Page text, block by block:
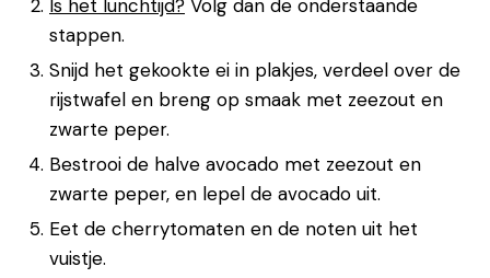
Is het lunchtijd? Volg dan de onderstaande
stappen.
Snijd het gekookte ei in plakjes, verdeel over de
rijstwafel en breng op smaak met zeezout en
zwarte peper.
Bestrooi de halve avocado met zeezout en
zwarte peper, en lepel de avocado uit.
Eet de cherrytomaten en de noten uit het
vuistje.